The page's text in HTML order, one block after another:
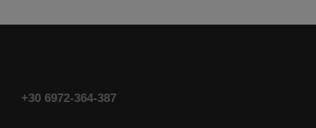
+30 6972-364-387